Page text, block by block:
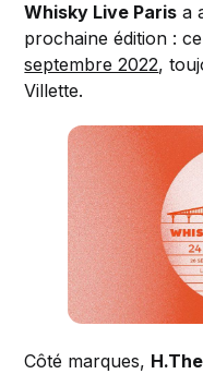
Whisky Live Paris a
prochaine édition :
septembre 2022,
Villette.
Côté marques,